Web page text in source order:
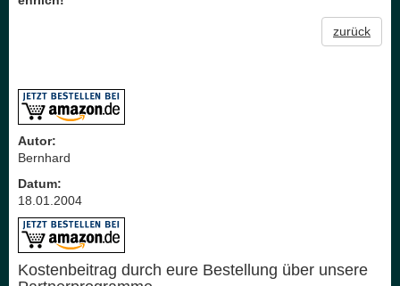
zurück
Autor:
Bernhard
Datum:
18.01.2004
Kostenbeitrag durch eure Bestellung über unsere